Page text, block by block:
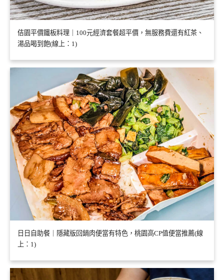
佶園平價鐵板料理｜100元經濟套餐超平價，無服務費還有紅茶、
湯品喝到飽(線上：1)
日日自助餐｜隱藏版回鍋肉便當有特色，桃園高CP值便當推薦(線
上：1)